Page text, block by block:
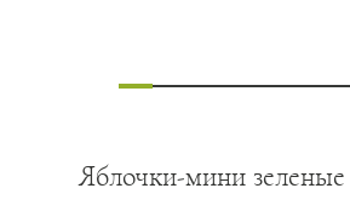
Яблочки-мини зеленые